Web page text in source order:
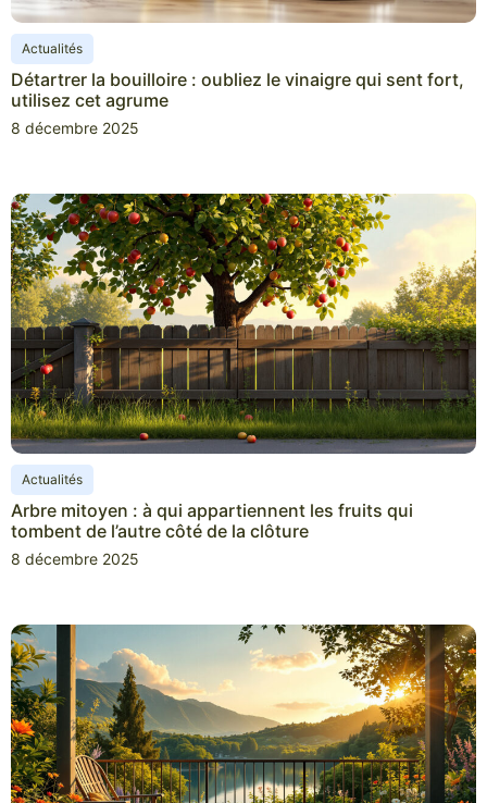
Actualités
Détartrer la bouilloire : oubliez le vinaigre qui sent fort,
utilisez cet agrume
8 décembre 2025
Actualités
Arbre mitoyen : à qui appartiennent les fruits qui
tombent de l’autre côté de la clôture
8 décembre 2025